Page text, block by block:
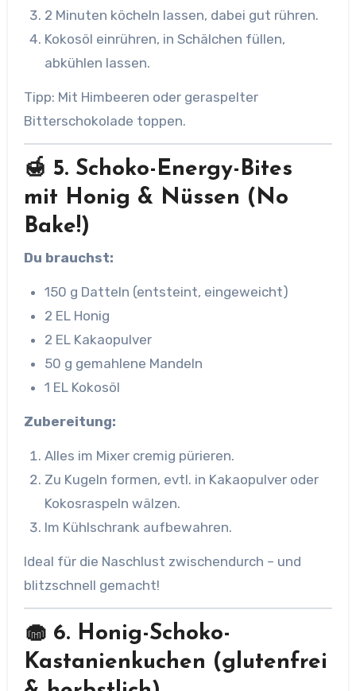
2 Minuten köcheln lassen, dabei gut rühren.
Kokosöl einrühren, in Schälchen füllen,
abkühlen lassen.
Tipp: Mit Himbeeren oder geraspelter
Bitterschokolade toppen.
🍯 5. Schoko-Energy-Bites
mit Honig & Nüssen (No
Bake!)
Du brauchst:
150 g Datteln (entsteint, eingeweicht)
2 EL Honig
2 EL Kakaopulver
50 g gemahlene Mandeln
1 EL Kokosöl
Zubereitung:
Alles im Mixer cremig pürieren.
Zu Kugeln formen, evtl. in Kakaopulver oder
Kokosraspeln wälzen.
Im Kühlschrank aufbewahren.
Ideal für die Naschlust zwischendurch – und
blitzschnell gemacht!
🧁 6. Honig-Schoko-
Kastanienkuchen (glutenfrei